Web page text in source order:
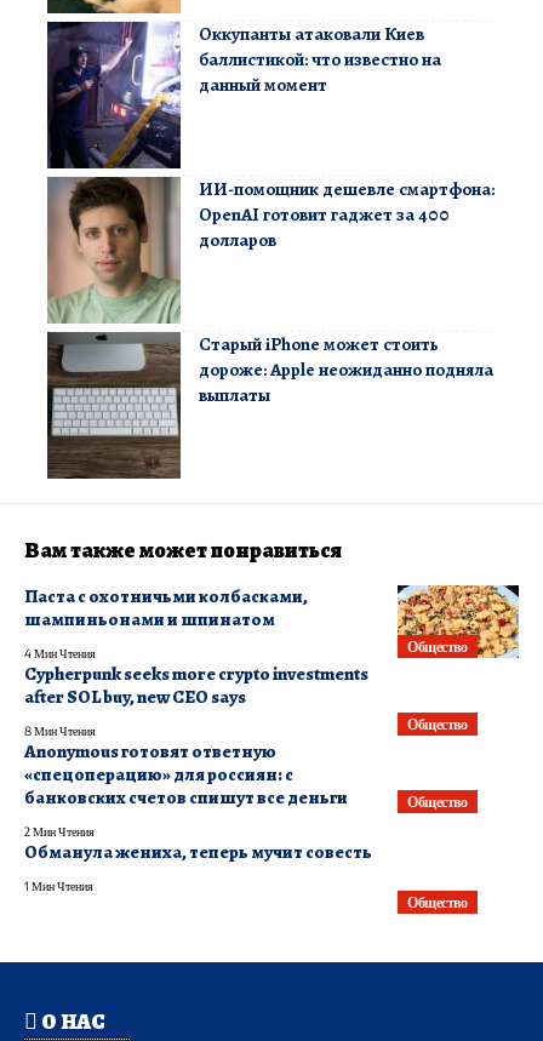
Оккупанты атаковали Киев
баллистикой: что известно на
данный момент
ИИ-помощник дешевле смартфона:
OpenAI готовит гаджет за 400
долларов
Старый iPhone может стоить
дороже: Apple неожиданно подняла
выплаты
Вам также может понравиться
Общество
Паста с охотничьми колбасками,
шампиньонами и шпинатом
4 Мин Чтения
Общество
Cypherpunk seeks more crypto investments
after SOL buy, new CEO says
8 Мин Чтения
Общество
Anonymous готовят ответную
«спецоперацию» для россиян: с
банковских счетов спишут все деньги
2 Мин Чтения
Общество
Обманула жениха, теперь мучит совесть
1 Мин Чтения
О НАС